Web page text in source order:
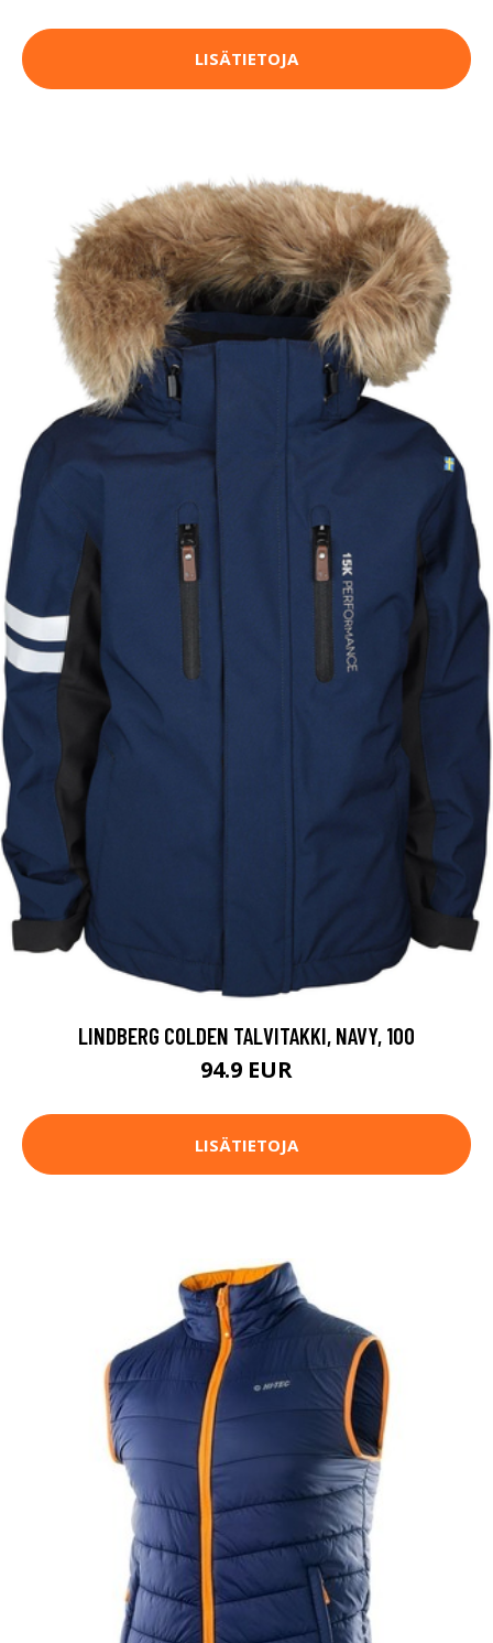
LISÄTIETOJA
LINDBERG COLDEN TALVITAKKI, NAVY, 100
94.9 EUR
LISÄTIETOJA